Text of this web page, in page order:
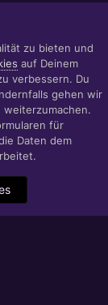
zu bieten und
auf Deinem
verbessern. Du
gehen wir
weiterzumachen.
für
Daten dem